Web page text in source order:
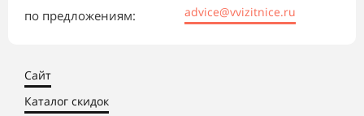
по предложениям: advice@vvizitnice.ru
Сайт
Каталог скидок